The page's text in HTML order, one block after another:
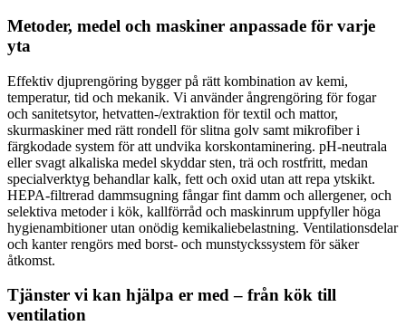
Metoder, medel och maskiner anpassade för varje
yta
Effektiv djuprengöring bygger på rätt kombination av kemi,
temperatur, tid och mekanik. Vi använder ångrengöring för fogar
och sanitetsytor, hetvatten-/extraktion för textil och mattor,
skurmaskiner med rätt rondell för slitna golv samt mikrofiber i
färgkodade system för att undvika korskontaminering. pH-neutrala
eller svagt alkaliska medel skyddar sten, trä och rostfritt, medan
specialverktyg behandlar kalk, fett och oxid utan att repa ytskikt.
HEPA-filtrerad dammsugning fångar fint damm och allergener, och
selektiva metoder i kök, kallförråd och maskinrum uppfyller höga
hygienambitioner utan onödig kemikaliebelastning. Ventilationsdelar
och kanter rengörs med borst- och munstyckssystem för säker
åtkomst.
Tjänster vi kan hjälpa er med – från kök till
ventilation